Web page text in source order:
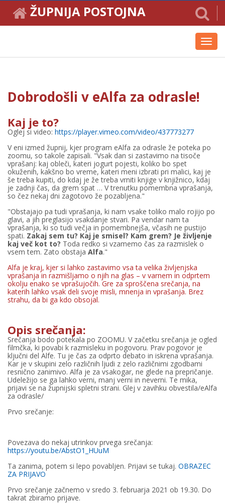
ŽUPNIJA POSTOJNA
Dobrodošli v eAlfa za odrasle!
Kaj je to?
Oglej si video: https://player.vimeo.com/video/437773277
V eni izmed župnij, kjer program eAlfa za odrasle že poteka po
zoomu, so takole zapisali. "Vsak dan si zastavimo na tisoče
vprašanj: kaj obleči, kateri jogurt pojesti, koliko bo spet
okuženih, kakšno bo vreme, kateri meni izbrati pri malici, kaj je
še treba kupiti, do kdaj je že treba vrniti knjige v knjižnico, kdaj
je zadnji čas, da grem spat … V trenutku pomembna vprašanja,
so čez nekaj dni zagotovo že pozabljena."
"Obstajajo pa tudi vprašanja, ki nam vsake toliko malo rojijo po
glavi, a jih preglasijo vsakdanje stvari. Pa vendar nam ta
vprašanja, ki so tudi večja in pomembnejša, včasih ne pustijo
spati. Zakaj sem tu? Kaj je smisel? Kam grem? Je življenje
kaj več kot to? Toda redko si vzamemo čas za razmislek o
vsem tem. Zato obstaja Alfa."
Alfa je kraj, kjer si lahko zastavimo vsa ta velika življenjska
vprašanja in razmišljamo o njih na glas – v varnem in odprtem
okolju enako se vprašujočih. Gre za sproščena srečanja, na
katerih lahko vsak deli svoje misli, mnenja in vprašanja. Brez
strahu, da bi ga kdo obsojal.
Opis srečanja:
Srečanja bodo potekala po ZOOMU. V začetku srečanja je ogled
filmčka, ki povabi k razmisleku in pogovoru. Prav pogovor je
ključni del Alfe. Tu je čas za odprto debato in iskrena vprašanja.
Kar je v skupini zelo različnih ljudi z zelo različnimi zgodbami
resnično zanimivo. Alfa je za vsakogar, ne glede na prepričanje.
Udeležijo se ga lahko verni, manj verni in neverni. Te mika,
prijavi se na župnijski spletni strani. Glej v zavihku obvestila/eAlfa
za odrasle/
Prvo srečanje:
Povezava do nekaj utrinkov prvega srečanja:
https://youtu.be/AbstO1_HUuM
Ta zanima, potem si lepo povabljen. Prijavi se tukaj. OBRAZEC
ZA PRIJAVO
Prvo srečanje začnemo v sredo 3. februarja 2021 ob 19.30. Do
takrat zbiramo prijave.